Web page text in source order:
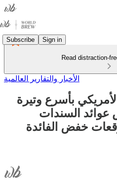
Subscribe Sign in
Read distraction-
الأخبار والتقارير العالمية
بأسرع وتيرة
عوائد السندات
خفض الفائدة